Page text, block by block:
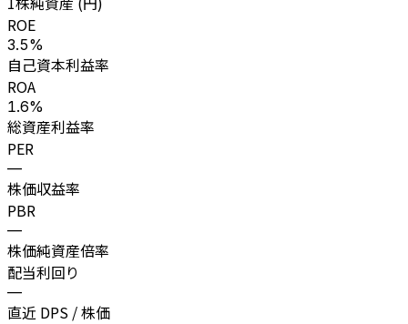
ROE
3.5%
自己資本利益率
ROA
1.6%
総資産利益率
PER
—
株価収益率
PBR
—
株価純資産倍率
配当利回り
—
直近 DPS / 株価